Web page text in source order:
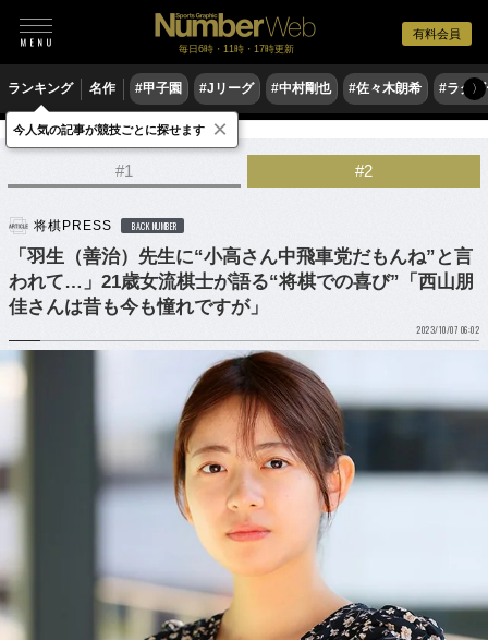
有料会員
毎日6時・11時・17時更新
ランキング 名作 #甲子園 #Jリーグ #中村剛也 #佐々木朗希 #ラグ〉
ゲーム 将棋
#1 #2
将棋PRESS BACK NUMBER
「羽生（善治）先生に“小高さん中飛車党だもんね”と言
われて…」21歳女流棋士が語る“将棋での喜び”「西山朋
佳さんは昔も今も憧れですが」
2023/10/07 06:02
今人気の記事が競技ごとに探せます ×